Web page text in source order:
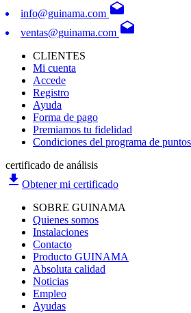
info@guinama.com drafts
ventas@guinama.com drafts
CLIENTES
Mi cuenta
Accede
Registro
Ayuda
Forma de pago
Premiamos tu fidelidad
Condiciones del programa de puntos
certificado de análisis
file_download Obtener mi certificado
SOBRE GUINAMA
Quienes somos
Instalaciones
Contacto
Producto GUINAMA
Absoluta calidad
Noticias
Empleo
Ayudas